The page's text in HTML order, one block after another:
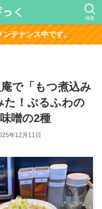
検索
で「もつ煮込み
た！ぷるふわの
噌の2種
年12月11日